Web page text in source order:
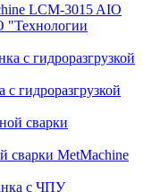
LCM-3015 AIO
"Технологии
c гидроразгрузкой
сварки MetMachine